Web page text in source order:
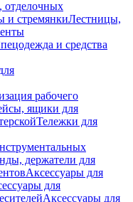
отделочных
и стремянкиЛестницы,
и средства
рабочего
ящики для
Тележки для
держатели для
Аксессуары для
для
Аксессуары для